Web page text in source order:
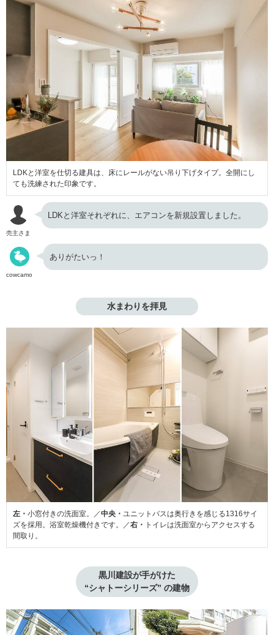
LDKと洋室を仕切る建具は、床にレールがない吊り下げタイプ。全開にし
ても洗練された印象です。
売主さま
LDKと洋室それぞれに、エアコンを新規設置しました。
cowcamo
ありがたいっ！
水まわりを拝見
左・ 小窓付きの洗面室。／中央・ ユニットバスは奥行きを感じる1316サイ
ズを採用。浴室乾燥機付きです。／右・ トイレは洗面室からアクセスする
間取り。
黒川建設が手がけた
“シャトーシリーズ” の建物